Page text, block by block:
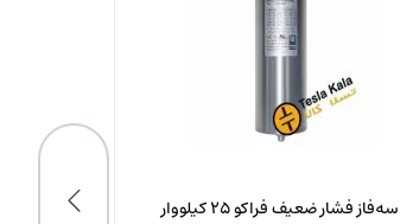
خازن سه‌فاز فشار ضعیف فراکو 25 کیلووار در